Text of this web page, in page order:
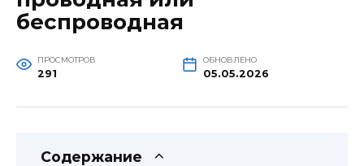
беспроводная
ПРОСМОТРОВ
291
ОБНОВЛЕНО
05.05.2026
Содержание